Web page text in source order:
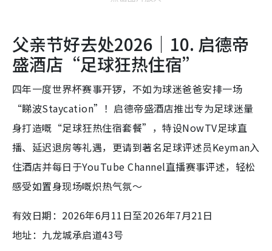
父亲节好去处2026｜10. 启德帝
盛酒店“足球狂热住宿”
四年一度世界杯赛事开锣，不如为球迷爸爸安排一场
“睇波Staycation”！启德帝盛酒店推出专为足球迷量
身打造嘅“足球狂热住宿套餐”，特设NowTV足球直
播、延迟退房等礼遇，更请到著名足球评述员Keyman入
住酒店并每日于YouTube Channel直播赛事评述，轻松
感受如置身现场嘅炽热气氛～
有效日期：2026年6月11日至2026年7月21日
地址：九龙城承启道43号